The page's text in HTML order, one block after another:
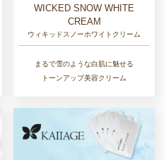
WICKED SNOW WHITE
CREAM
ウィキッドスノーホワイトクリーム
まるで雪のような白肌に魅せる
トーンアップ美容クリーム